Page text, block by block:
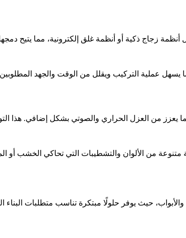
بالمواد الأخرى، مما يسهل عملية التركيب ويقلل من الوقت
من الألوان والتشطيبات التي تحاكي الخشب أو